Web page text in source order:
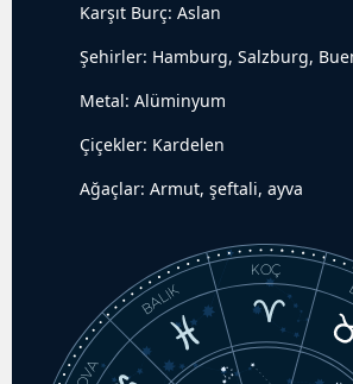
Karşıt Burç: Aslan
Şehirler: Hamburg, Salzburg,
Metal: Alüminyum
Çiçekler: Kardelen
Ağaçlar: Armut, şeftali, ayva
BALIK
KOÇ